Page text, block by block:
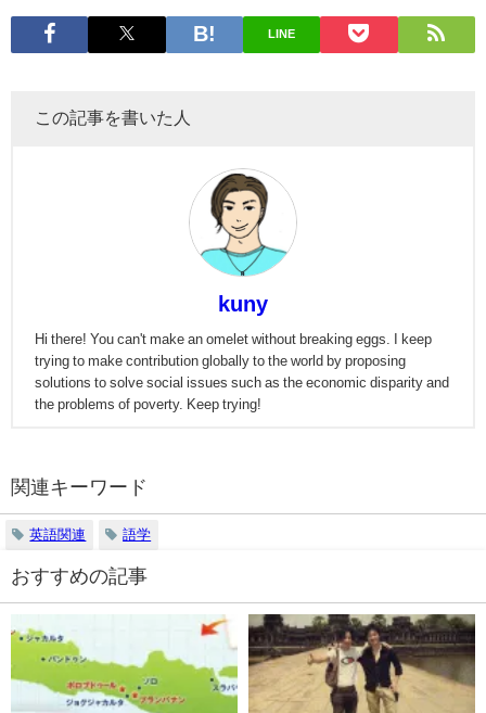
LINE
この記事を書いた人
kuny
Hi there! You can't make an omelet without breaking eggs. I keep
trying to make contribution globally to the world by proposing
solutions to solve social issues such as the economic disparity and
the problems of poverty. Keep trying!
関連キーワード
英語関連 語学
おすすめの記事